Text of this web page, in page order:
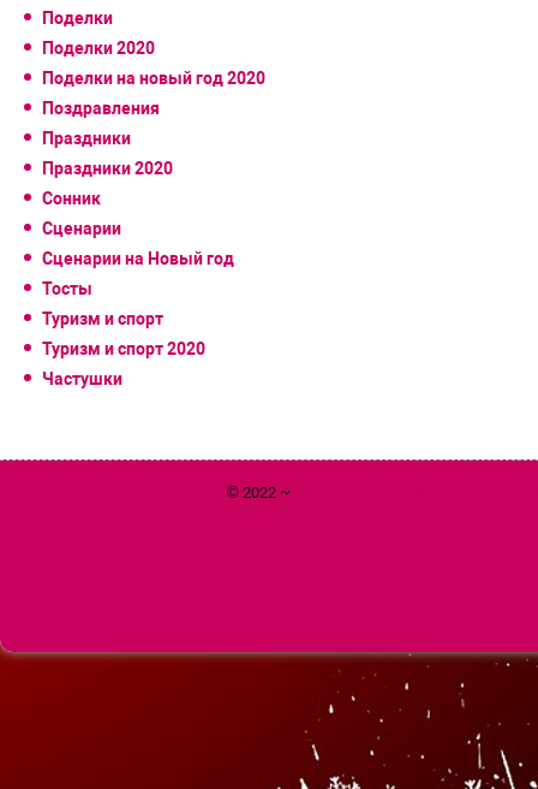
Поделки
Поделки 2020
Поделки на новый год 2020
Поздравления
Праздники
Праздники 2020
Сонник
Сценарии
Сценарии на Новый год
Тосты
Туризм и спорт
Туризм и спорт 2020
Частушки
© 2022 ~